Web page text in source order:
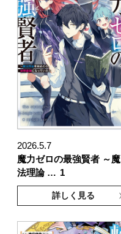
2026.5.7
魔力ゼロの最強賢者 ～魔
法理論 … 1
詳しく見る